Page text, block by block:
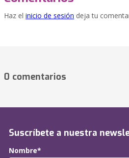
Haz el inicio de sesión deja tu
0 comentarios
Suscríbete a nuestra
Nombre*